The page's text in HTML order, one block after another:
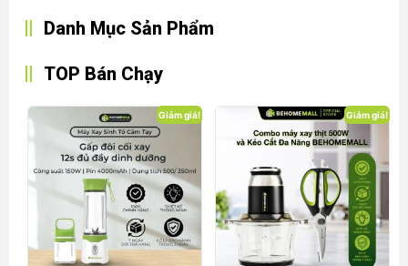
Danh Mục Sản Phẩm
TOP Bán Chạy
Giảm giá! Giảm giá!